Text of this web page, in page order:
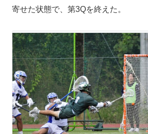
寄せた状態で、第3Qを終えた。